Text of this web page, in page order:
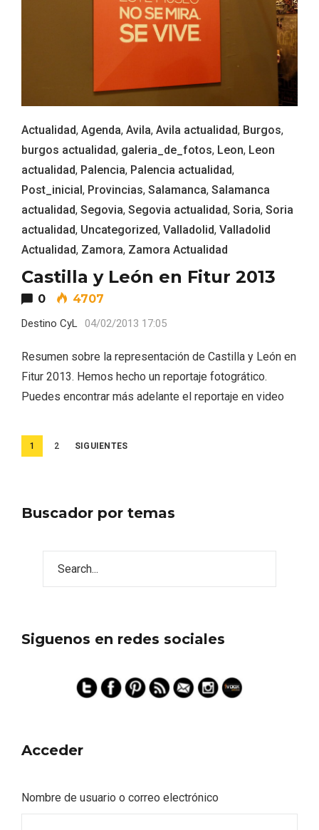
Actualidad, Agenda, Avila, Avila actualidad, Burgos,
burgos actualidad, galeria_de_fotos, Leon, Leon
actualidad, Palencia, Palencia actualidad,
Post_inicial , Provincias, Salamanca, Salamanca
actualidad, Segovia, Segovia actualidad, Soria, Soria
actualidad, Uncategorized, Valladolid, Valladolid
Actualidad, Zamora, Zamora Actualidad
Castilla y León en Fitur 2013
0 4707
Destino CyL 04/02/2013 17:05
Resumen sobre la representación de Castilla y León en
Fitur 2013. Hemos hecho un reportaje fotogrático.
Puedes encontrar más adelante el reportaje en video
Paginación
1 2 SIGUIENTES
Buscador por temas
Siguenos en redes sociales
Acceder
Nombre de usuario o correo electrónico
Disfrutar de la Semana Santa en Rueda
en 2026